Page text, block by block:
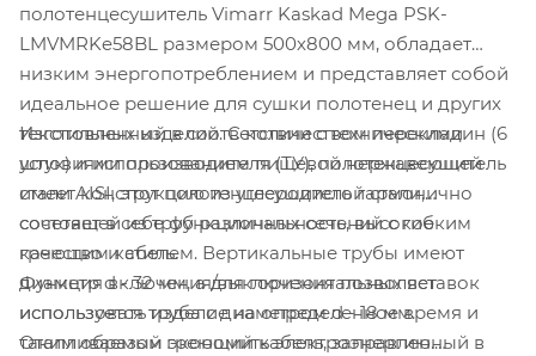
полотенцесушитель Vimarr Kaskad Mega PSK-
LMVMRKe58BL размером 500х800 мм, обладает
низким энергопотреблением и представляет собой
идеальное решение для сушки полотенец и других
текстильных изделий. С количеством перекладин (6
штук) и использованием пищевой нержавеющей
стали AISI, этот полотенцесушитель гармонично
сочетает в себе функциональность, высокое
качество и стиль.
Изготовленный в соответствии с техническими
условиями производителя (ТУ), полотенцесушитель
имеет конструкцию из углеродистой стали,
состоящей из труб различных сечений с гибким
греющим кабелем. Вертикальные трубы имеют
диаметр d - 32 мм, а для горизонтальных вставок
используется труба с диаметром d - 18 мм.
Отапливаемый греющий кабель, заправленный в
Функция включения/выключения позволяет
использовать изделие на определенное время и
таким образом экономить электроэнергию.